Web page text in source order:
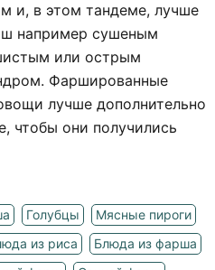
и, в этом тандеме, лучше
например сушеным
или острым
Фаршированные
лучше дополнительно
чтобы они получились
Голубцы
Мясные пироги
из риса
Блюда из фарша